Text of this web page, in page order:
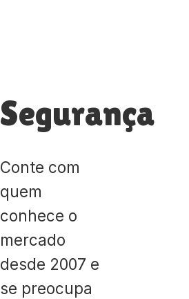
Segurança
Conte com
quem
conhece o
mercado
desde 2007 e
se preocupa